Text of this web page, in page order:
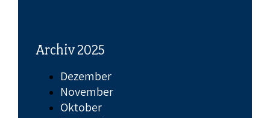
Archiv 2025
Dezember
November
Oktober